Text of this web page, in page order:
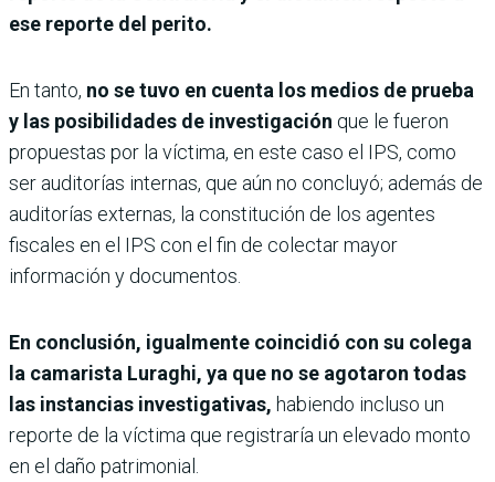
ese reporte del perito.
En tanto, no se tuvo en cuenta los medios de prueba
y las posibilidades de investigación que le fueron
propuestas por la víctima, en este caso el IPS, como
ser auditorías internas, que aún no concluyó; además de
auditorías externas, la constitución de los agentes
fiscales en el IPS con el fin de colectar mayor
información y documentos.
En conclusión, igualmente coincidió con su colega
la camarista Luraghi, ya que no se agotaron todas
las instancias investigativas, habiendo incluso un
reporte de la víctima que registraría un elevado monto
en el daño patrimonial.